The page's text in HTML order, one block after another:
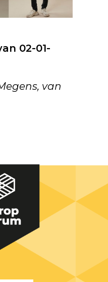
02-01-
van